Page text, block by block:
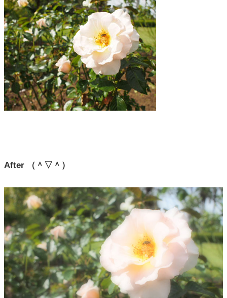
After （＾▽＾）